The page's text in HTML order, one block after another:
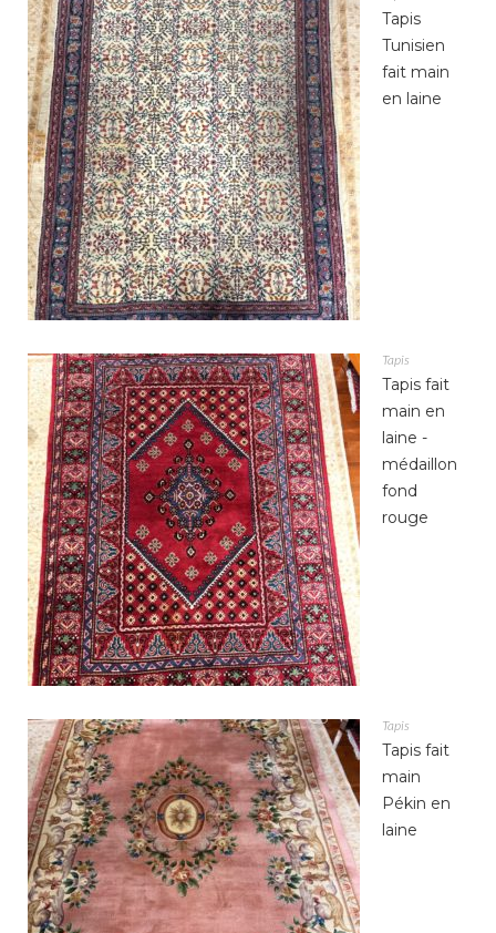
Tapis
Tunisien
fait main
en laine
Tapis
Tapis fait
main en
laine -
médaillon
fond
rouge
Tapis
Tapis fait
main
Pékin en
laine